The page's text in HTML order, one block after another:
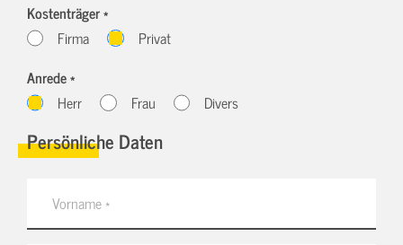
Kostenträger *
Firma
Privat
Anrede *
Herr
Frau Divers
Persönliche Daten